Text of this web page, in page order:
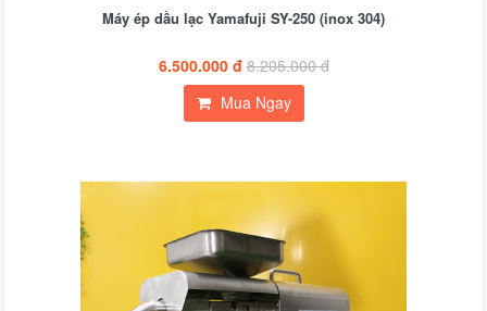
Máy ép dầu lạc Yamafuji SY-250 (inox 304)
6.500.000 đ 8.205.000 đ
Mua Ngay